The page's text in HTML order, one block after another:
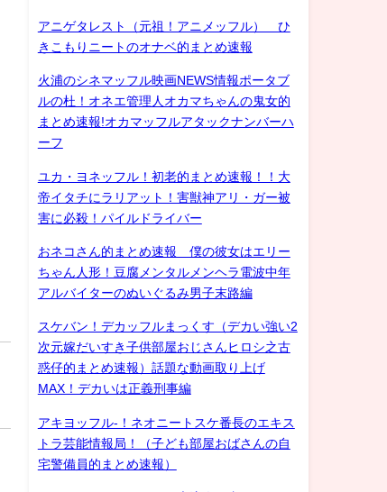
アニゲタレスト（元祖！アニメッフル） ひ
きこもりニートのオナベ的まとめ速報
火浦のシネマッフル映画NEWS情報ポータブ
ルの杜！オネエ管理人オカマちゃんの鬼女的
まとめ速報!オカマッフルアタックナンバーハ
ーフ
ユカ・ヨネッフル！初老的まとめ速報！！大
帝イタチにラリアット！害獣神アリ・ガー被
害に必殺！パイルドライバー
おネコさん的まとめ速報 僕の彼女はエリー
ちゃん人形！豆腐メンタルメンヘラ電波中年
アルバイターのぬいぐるみ男子末路編
スケバン！デカッフルまっくす（デカい強い2
次元嫁だいすき子供部屋おじさんヒロシ之古
惑仔的まとめ速報）話題な動画取り上げ
MAX！デカいは正義刑事編
アキヨッフル-！ネオニートスケ番長のエキス
トラ芸能情報局！（子ども部屋おばさんの自
宅警備員的まとめ速報）